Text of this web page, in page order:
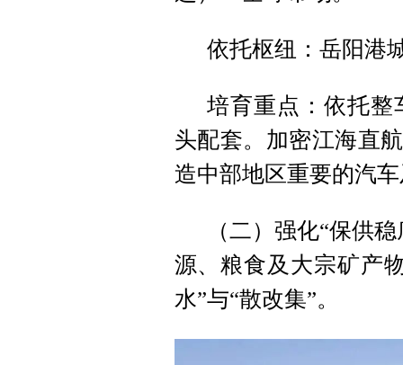
依托枢纽：岳阳港
培育重点：依托整
头配套。加密江海直
造中部地区重要的汽
（二）强化“保供
源、粮食及大宗矿产
水”与“散改集”。